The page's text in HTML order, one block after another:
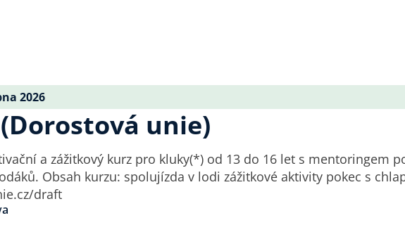
2026
unie)
a zážitkový kurz pro kluky(*) od 13 do 16 let s mentoringem
s chlapy Přihláška a informace na
draft